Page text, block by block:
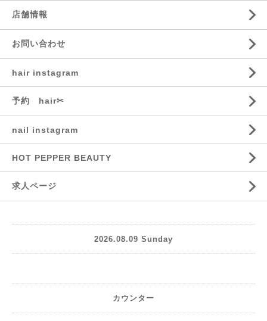
店舗情報
お問い合わせ
hair instagram
予約 hair✂︎
nail instagram
HOT PEPPER BEAUTY
求人ページ
2026.08.09 Sunday
カウンター